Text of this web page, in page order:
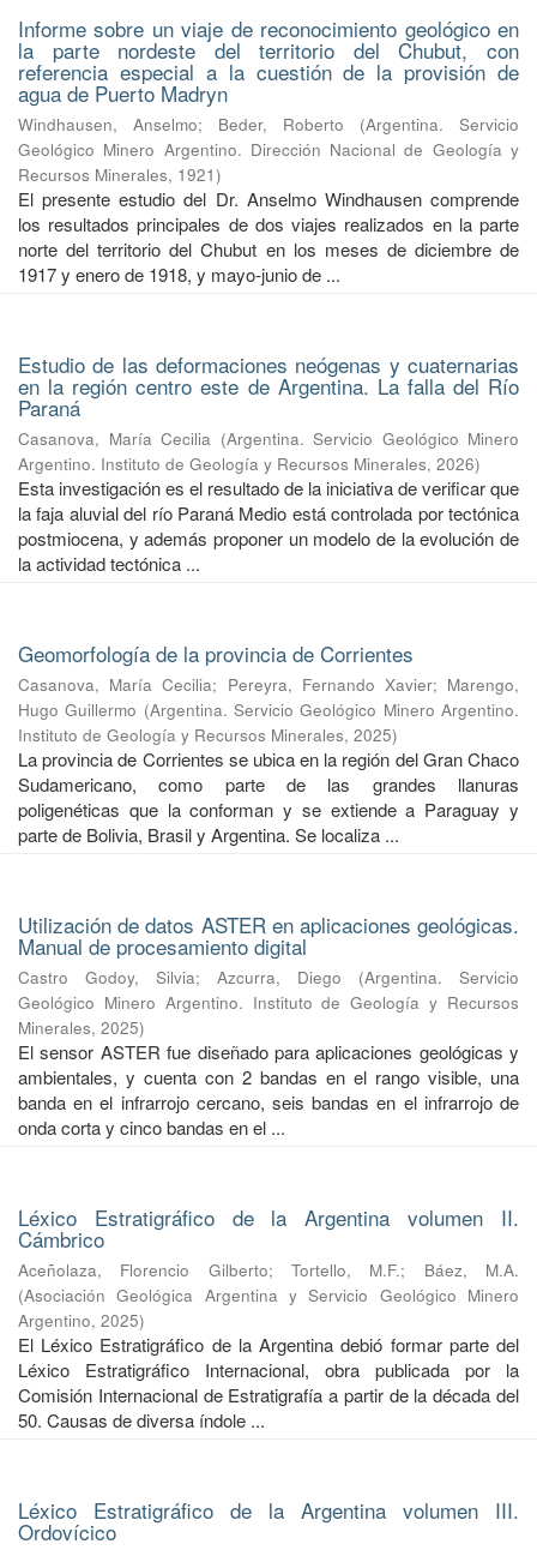
Informe sobre un viaje de reconocimiento geológico en
la parte nordeste del territorio del Chubut, con
referencia especial a la cuestión de la provisión de
agua de Puerto Madryn
Windhausen, Anselmo; Beder, Roberto (Argentina. Servicio
Geológico Minero Argentino. Dirección Nacional de Geología y
Recursos Minerales, 1921)
El presente estudio del Dr. Anselmo Windhausen comprende
los resultados principales de dos viajes realizados en la parte
norte del territorio del Chubut en los meses de diciembre de
1917 y enero de 1918, y mayo-junio de ...
Estudio de las deformaciones neógenas y cuaternarias
en la región centro este de Argentina. La falla del Río
Paraná
Casanova, María Cecilia (Argentina. Servicio Geológico Minero
Argentino. Instituto de Geología y Recursos Minerales, 2026)
Esta investigación es el resultado de la iniciativa de verificar que
la faja aluvial del río Paraná Medio está controlada por tectónica
postmiocena, y además proponer un modelo de la evolución de
la actividad tectónica ...
Geomorfología de la provincia de Corrientes
Casanova, María Cecilia; Pereyra, Fernando Xavier; Marengo,
Hugo Guillermo (Argentina. Servicio Geológico Minero Argentino.
Instituto de Geología y Recursos Minerales, 2025)
La provincia de Corrientes se ubica en la región del Gran Chaco
Sudamericano, como parte de las grandes llanuras
poligenéticas que la conforman y se extiende a Paraguay y
parte de Bolivia, Brasil y Argentina. Se localiza ...
Utilización de datos ASTER en aplicaciones geológicas.
Manual de procesamiento digital
Castro Godoy, Silvia; Azcurra, Diego (Argentina. Servicio
Geológico Minero Argentino. Instituto de Geología y Recursos
Minerales, 2025)
El sensor ASTER fue diseñado para aplicaciones geológicas y
ambientales, y cuenta con 2 bandas en el rango visible, una
banda en el infrarrojo cercano, seis bandas en el infrarrojo de
onda corta y cinco bandas en el ...
Léxico Estratigráfico de la Argentina volumen II.
Cámbrico
Aceñolaza, Florencio Gilberto;Tortello, M.F.; Báez, M.A.
(Asociación Geológica Argentina y Servicio Geológico Minero
Argentino, 2025)
El Léxico Estratigráfico de la Argentina debió formar parte del
Léxico Estratigráfico Internacional, obra publicada por la
Comisión Internacional de Estratigrafía a partir de la década del
50. Causas de diversa índole ...
Léxico Estratigráfico de la Argentina volumen III.
Ordovícico